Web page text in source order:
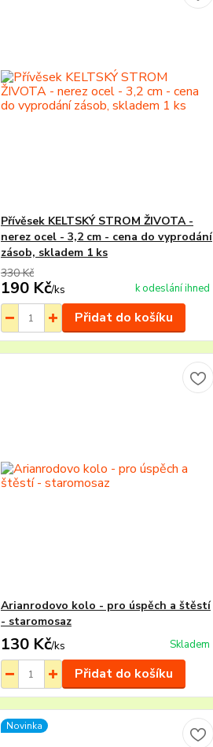
Přívěsek KELTSKÝ STROM ŽIVOTA -
nerez ocel - 3,2 cm - cena do vyprodání
zásob, skladem 1 ks
330 Kč
190 Kč/ks k odeslání ihned
Přidat do košíku
Arianrodovo kolo - pro úspěch a štěstí
- staromosaz
130 Kč/ks Skladem
Přidat do košíku
Novinka